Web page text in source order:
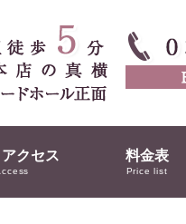
クセス 料金表
Price list